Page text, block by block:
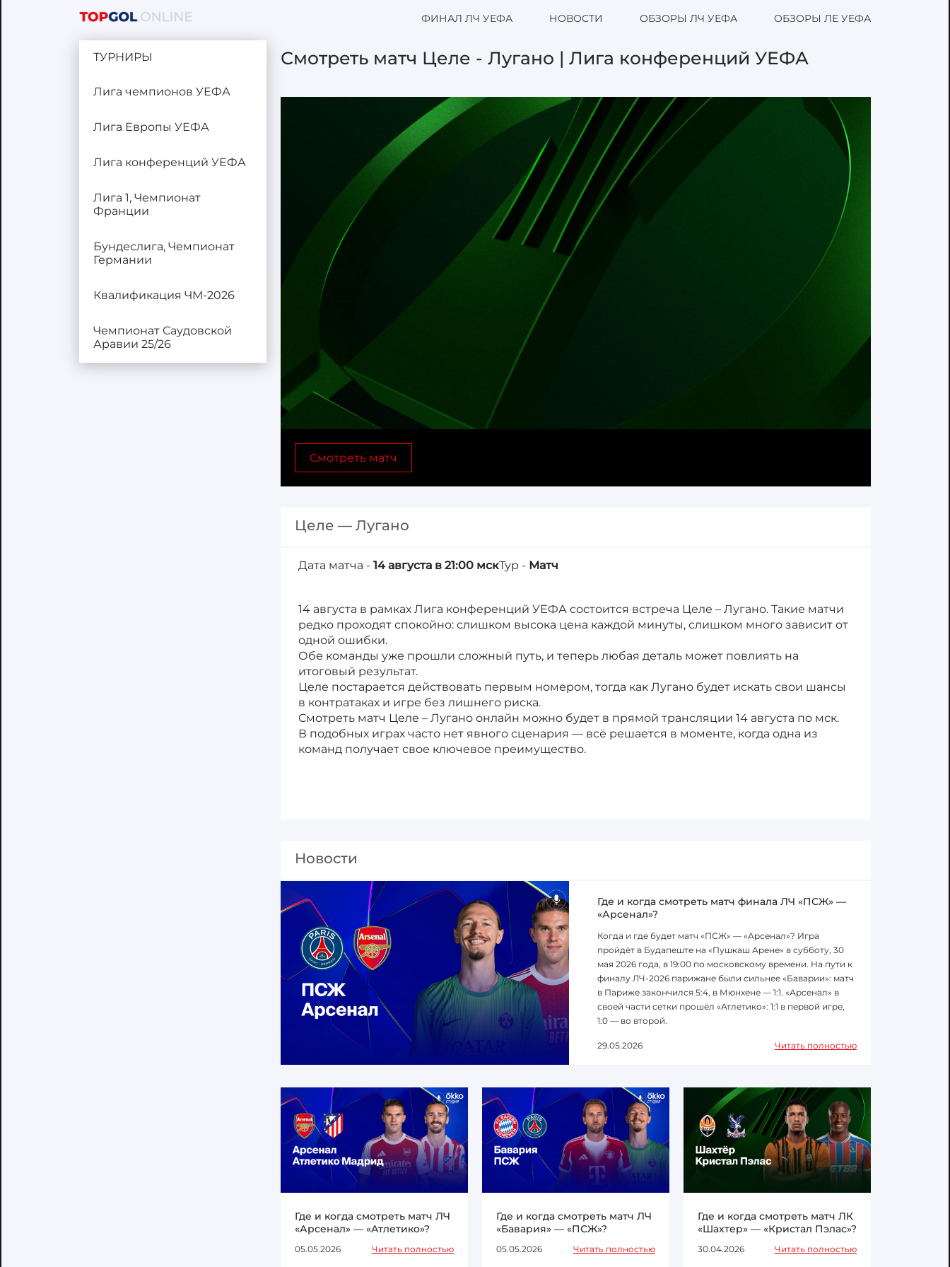
ФИНАЛ ЛЧ УЕФА НОВОСТИ ОБЗОРЫ ЛЧ УЕФА ОБЗОРЫ ЛЕ УЕФА
ТУРНИРЫ
Лига чемпионов УЕФА
Лига Европы УЕФА
Лига конференций УЕФА
Лига 1, Чемпионат
Франции
Бундеслига, Чемпионат
Германии
Квалификация ЧМ-2026
Чемпионат Саудовской
Аравии 25/26
Смотреть матч Целе - Лугано | Лига конференций УЕФА
Смотреть матч
Целе — Лугано
Дата матча - 14 августа в 21:00 мскТур - Матч
14 августа в рамках Лига конференций УЕФА состоится встреча Целе – Лугано. Такие матчи
редко проходят спокойно: слишком высока цена каждой минуты, слишком много зависит от
одной ошибки.
Обе команды уже прошли сложный путь, и теперь любая деталь может повлиять на
итоговый результат.
Целе постарается действовать первым номером, тогда как Лугано будет искать свои шансы
в контратаках и игре без лишнего риска.
Смотреть матч Целе – Лугано онлайн можно будет в прямой трансляции 14 августа по мск.
В подобных играх часто нет явного сценария — всё решается в моменте, когда одна из
команд получает свое ключевое преимущество.
Новости
Где и когда смотреть матч финала ЛЧ «ПСЖ» —
«Арсенал»?
Когда и где будет матч «ПСЖ» — «Арсенал»? Игра
пройдёт в Будапеште на «Пушкаш Арене» в субботу, 30
мая 2026 года, в 19:00 по московскому времени. На пути к
финалу ЛЧ-2026 парижане были сильнее «Баварии»: матч
в Париже закончился 5:4, в Мюнхене — 1:1. «Арсенал» в
своей части сетки прошёл «Атлетико»: 1:1 в первой игре,
1:0 — во второй.
29.05.2026 Читать полностью
Где и когда смотреть матч ЛЧ
«Арсенал» — «Атлетико»?
05.05.2026 Читать полностью
Где и когда смотреть матч ЛЧ
«Бавария» — «ПСЖ»?
05.05.2026 Читать полностью
Где и когда смотреть матч ЛК
«Шахтер» — «Кристал Пэлас»?
30.04.2026 Читать полностью